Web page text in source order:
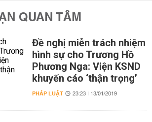
QUAN TÂM
Đề nghị miễn trách nhiệm
hình sự cho Trương Hồ
Phương Nga: Viện KSND
khuyến cáo ‘thận trọng’
PHÁP LUẬT 23:23 | 13/01/2019